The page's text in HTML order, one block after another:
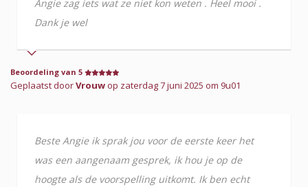
Angie zag iets wat ze niet kon weten . Heel mooi .
Dank je wel
Beoordeling van 5
Geplaatst doorVrouwop zaterdag 7 juni 2025 om 9u01
Beste Angie ik sprak jou voor de eerste keer het
was een aangenaam gesprek, ik hou je op de
hoogte als de voorspelling uitkomt. Ik ben echt